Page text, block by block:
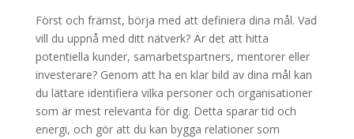
Först och främst, börja med att definiera dina mål. Vad
vill du uppnå med ditt nätverk? Är det att hitta
potentiella kunder, samarbetspartners, mentorer eller
investerare? Genom att ha en klar bild av dina mål kan
du lättare identifiera vilka personer och organisationer
som är mest relevanta för dig. Detta sparar tid och
energi, och gör att du kan bygga relationer som